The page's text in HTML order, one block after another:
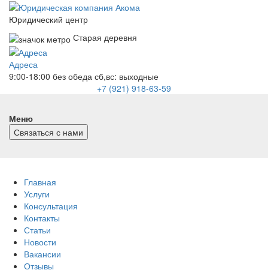
Юридический центр
Старая деревня
Адреса
9:00-18:00 без обеда сб,вс: выходные
+7 (921) 918-63-59
Меню
Связаться с нами
Главная
Услуги
Консультация
Контакты
Статьи
Новости
Вакансии
Отзывы